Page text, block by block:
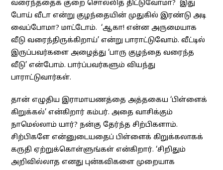
வரைந்ததைக் குறை சொல்லித் திட்டுவோமா? இது
போய் வீடா என்று குழந்தையின் முதுகில் இரண்டு அடி
வைப்போமா? மாட்டோம். ‘ஆகா! என்ன அருமையாக
வீடு வரைந்திருக்கிறாய்’ என்று பாராட்டுவோம். வீட்டில்
இருப்பவர்களை அழைத்து ‘பாரு குழந்தை வரைந்த
வீடு’ என்போம். பார்ப்பவர்களும் வியந்து
பாராட்டுவார்கள்.
தான் எழுதிய இராமாயணத்தை அத்தகைய ‘பிள்ளைக்
கிறுக்கல்’ என்கிறார் கம்பர். அதை வாசிக்கும்
நாமெல்லாம் யார்? நன்கு தேர்ந்த சிற்பிகளாம்.
சிற்பிகளே என்னுடையதைப் பிள்ளைக் கிறுக்கலாகக்
கருதி ஏற்றுக்கொள்ளுங்கள் என்கிறார். ‘சிறிதும்
அறிவில்லாத எனது புன்கவிகளை முறையாக